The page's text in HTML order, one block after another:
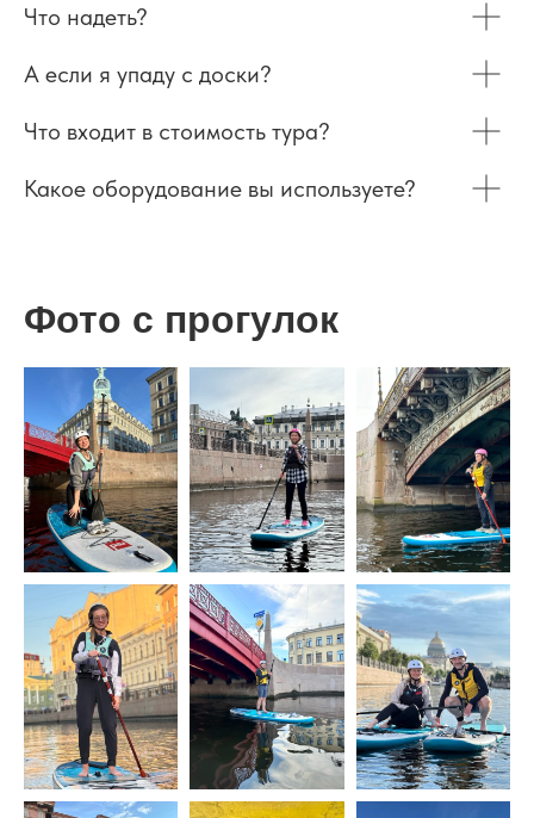
Что надеть?
А если я упаду с доски?
Что входит в стоимость тура?
Какое оборудование вы используете?
Фото с прогулок